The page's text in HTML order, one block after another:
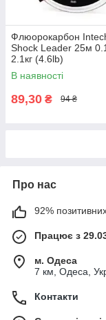
Флюорокарбон
Shock Leader 25м
2.1кг (4.6lb)
В наявності
89,30 ₴ 94 ₴
Про нас
92% позитивних
Працює з
м. Одеса
7 км, Одеса,
Контакти